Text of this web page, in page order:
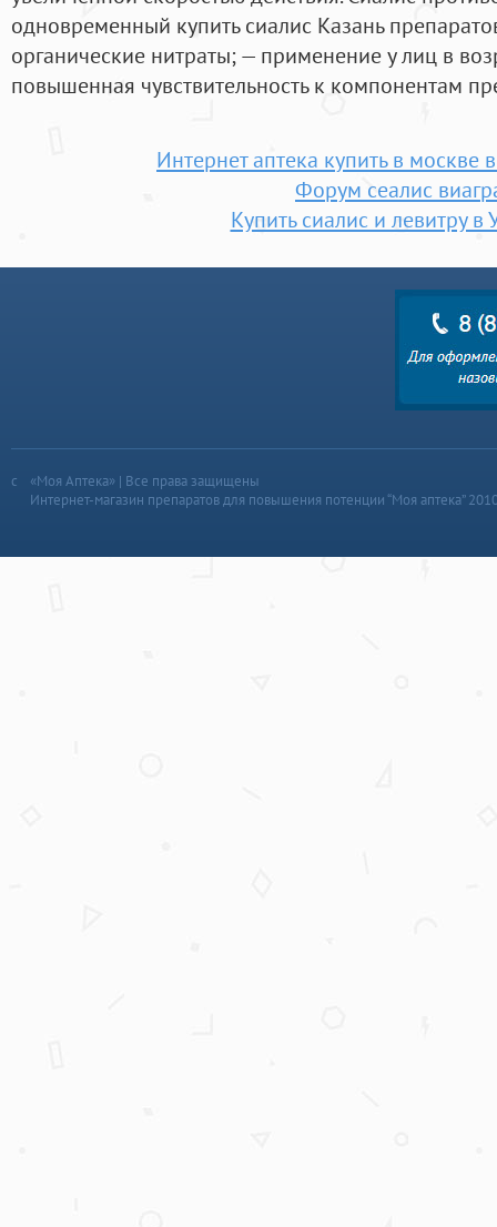
одновременный купить сиалис Казань
органические нитраты; — применение у лиц в
повышенная чувствительность к компонентам
Интернет аптека купить в москве
Форум сеалис
Купить сиалис и левитру в
«Моя Аптека» | Все права защищены
Интернет-магазин препаратов для повышения потенции “Моя аптека”